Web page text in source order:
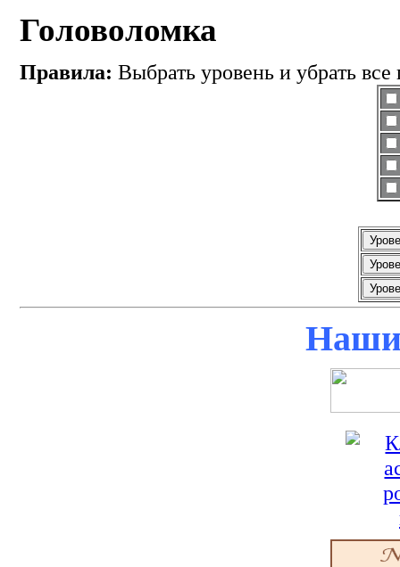
Головоломка
Правила: Выбрать уровень и убрать
Наши